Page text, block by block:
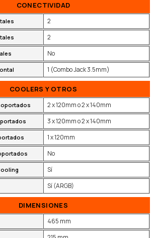
CONECTIVIDAD
2
2
No
1 (Combo Jack 3.5mm)
COOLERS Y OTROS
2 x 120mm o 2 x 140mm
3 x 120mm o 2 x 140mm
1 x 120mm
No
Sí
Sí (ARGB)
DIMENSIONES
465 mm